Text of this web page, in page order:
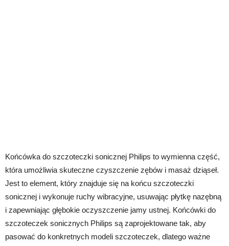
Końcówka do szczoteczki sonicznej Philips to wymienna część,
która umożliwia skuteczne czyszczenie zębów i masaż dziąseł.
Jest to element, który znajduje się na końcu szczoteczki
sonicznej i wykonuje ruchy wibracyjne, usuwając płytkę nazębną
i zapewniając głębokie oczyszczenie jamy ustnej. Końcówki do
szczoteczek sonicznych Philips są zaprojektowane tak, aby
pasować do konkretnych modeli szczoteczek, dlatego ważne